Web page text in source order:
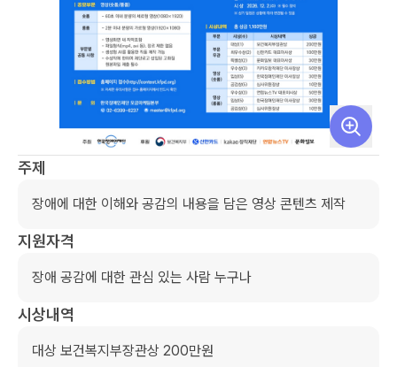
주제
장애에 대한 이해와 공감의 내용을 담은 영상 콘텐츠 제작
지원자격
장애 공감에 대한 관심 있는 사람 누구나
시상내역
대상 보건복지부장관상 200만원